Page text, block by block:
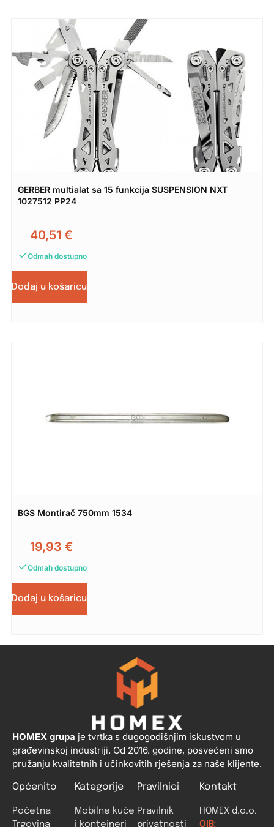
GERBER multialat sa 15 funkcija SUSPENSION NXT
1027512 PP24
40,51 €
Odmah dostupno
Dodaj u košaricu
BGS Montirač 750mm 1534
19,93 €
Odmah dostupno
Dodaj u košaricu
HOMEX grupa je tvrtka s dugogodišnjim iskustvom u
građevinskoj industriji. Od 2016. godine, posvećeni smo
pružanju kvalitetnih i učinkovitih rješenja za naše klijente.
Općenito
Početna
Trgovina
Kategorije
Mobilne kuće
i kontejneri
Pravilnici
Pravilnik
privatnosti
Kontakt
HOMEX d.o.o.
OIB: